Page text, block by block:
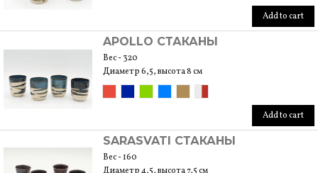
Add to cart
APOLLO СТАКАНЫ
Вес - 320
Диаметр 6,5, высота 8 см
Add to cart
SARASVATI СТАКАНЫ
Вес - 160